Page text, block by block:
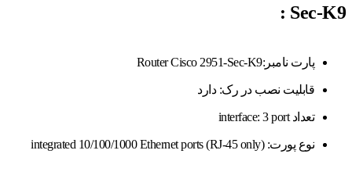
Sec-K9
:
پارت نامبر:Router Cisco 2951-Sec-K9
قابلیت نصب در رک: دارد
تعداد interface: 3 port
نوع پورت: integrated 10/100/1000 Ethernet ports (RJ-45 only)